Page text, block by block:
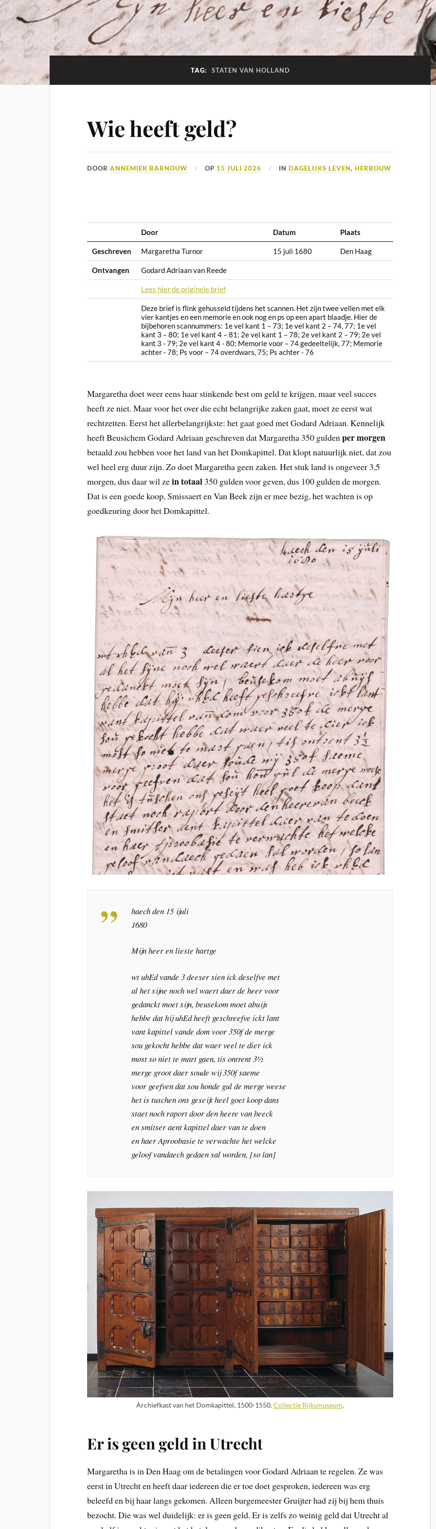
TAG: STATEN VAN HOLLAND
Wie heeft geld?
DOORANNEMIEK BARNOUW OP 15 JULI 2026 INDAGELIJKS LEVEN,HERBOUW
Door Datum Plaats
Geschreven Margaretha Turnor 15 juli 1680 Den Haag
Ontvangen Godard Adriaan van Reede
Lees hier de originele brief
Deze brief is flink gehusseld tijdens het scannen. Het zijn twee vellen met elk
vier kantjes en een memorie en ook nog en ps op een apart blaadje. Hier de
bijbehoren scannummers: 1e vel kant 1 – 73; 1e vel kant 2 – 74, 77; 1e vel
kant 3 – 80; 1e vel kant 4 – 81; 2e vel kant 1 – 78; 2e vel kant 2 – 79; 2e vel
kant 3 - 79; 2e vel kant 4 - 80; Memorie voor – 74 gedeeltelijk, 77; Memorie
achter - 78; Ps voor – 74 overdwars, 75; Ps achter - 76
Margaretha doet weer eens haar stinkende best om geld te krijgen, maar veel succes
heeft ze niet. Maar voor het over die echt belangrijke zaken gaat, moet ze eerst wat
rechtzetten. Eerst het allerbelangrijkste: het gaat goed met Godard Adriaan. Kennelijk
heeft Beusichem Godard Adriaan geschreven dat Margaretha 350 guldenper morgen
betaald zou hebben voor het land van het Domkapittel. Dat klopt natuurlijk niet, dat zou
wel heel erg duur zijn. Zo doet Margaretha geen zaken. Het stuk land is ongeveer 3,5
morgen, dus daar wil zein totaal 350 gulden voor geven, dus 100 gulden de morgen.
Dat is een goede koop, Smissaert en Van Beek zijn er mee bezig, het wachten is op
goedkeuring door het Domkapittel.
haech den 15 ijuli
1680
Mijn heer en lieste hartge
wt uhEd vande 3 deeser sien ick deselfve met
al het sijne noch wel waert daer de heer voor
gedanckt moet sijn, beusekom moet abuijs
hebbe dat hij uhEd heeft geschreefve ickt lant
vant kapittel vande dom voor 350f de merge
sou gekocht hebbe dat waer veel te dier ick
most so niet te mart gaen, tis ontrent 3½
merge groot daer soude wij 350f saeme
voor geefven dat sou honde gul de merge weese
het is tuschen ons geseijt heel goet koop dans
staet noch raport door den heere van beeck
en smitser aent kapittel daer van te doen
en haer Aproobasie te verwachte het welcke
geloof vandaech gedaen sal worden, [so lan]
Archiefkast van het Domkapittel, 1500-1550.Collectie Rijksmuseum.
Er is geen geld in Utrecht
Margaretha is in Den Haag om de betalingen voor Godard Adriaan te regelen. Ze was
eerst in Utrecht en heeft daar iedereen die er toe doet gesproken, iedereen was erg
beleefd en bij haar langs gekomen. Alleen burgemeester Gruijter had zij bij hem thuis
bezocht. Die was wel duidelijk: er is geen geld. Er is zelfs zo weinig geld dat Utrecht al